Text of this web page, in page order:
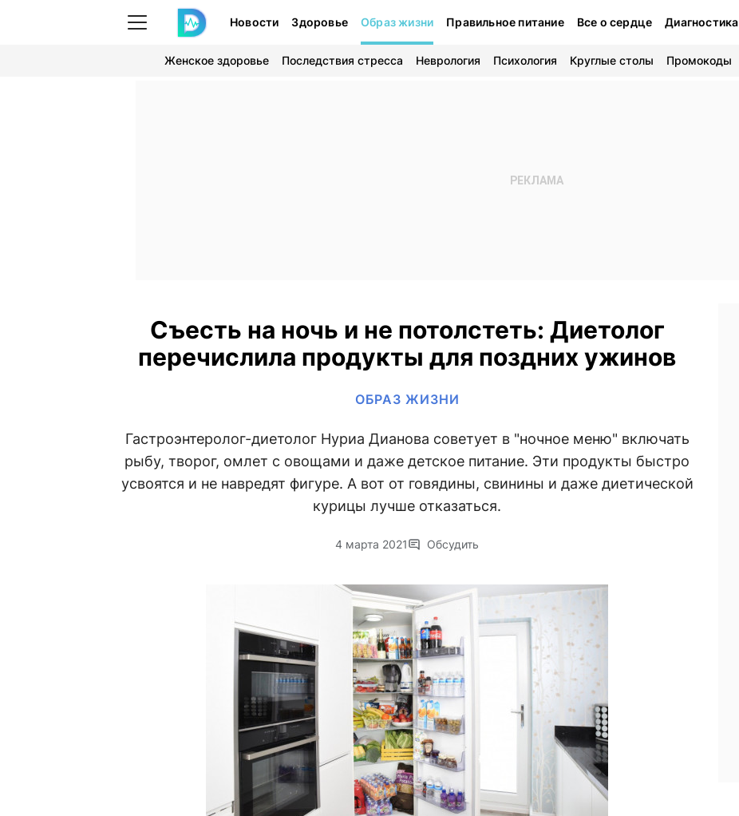
Новости Здоровье Образ жизни Правильное питание Все о сердце Диагностика
Женское здоровье Последствия стресса Неврология Психология Круглые столы Промокоды
Съесть на ночь и не потолстеть: Диетолог
перечислила продукты для поздних ужинов
ОБРАЗ ЖИЗНИ
Гастроэнтеролог-диетолог Нуриа Дианова советует в "ночное меню" включать
рыбу, творог, омлет с овощами и даже детское питание. Эти продукты быстро
усвоятся и не навредят фигуре. А вот от говядины, свинины и даже диетической
курицы лучше отказаться.
4 марта 2021 Обсудить